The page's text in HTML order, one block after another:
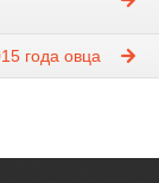
года овца